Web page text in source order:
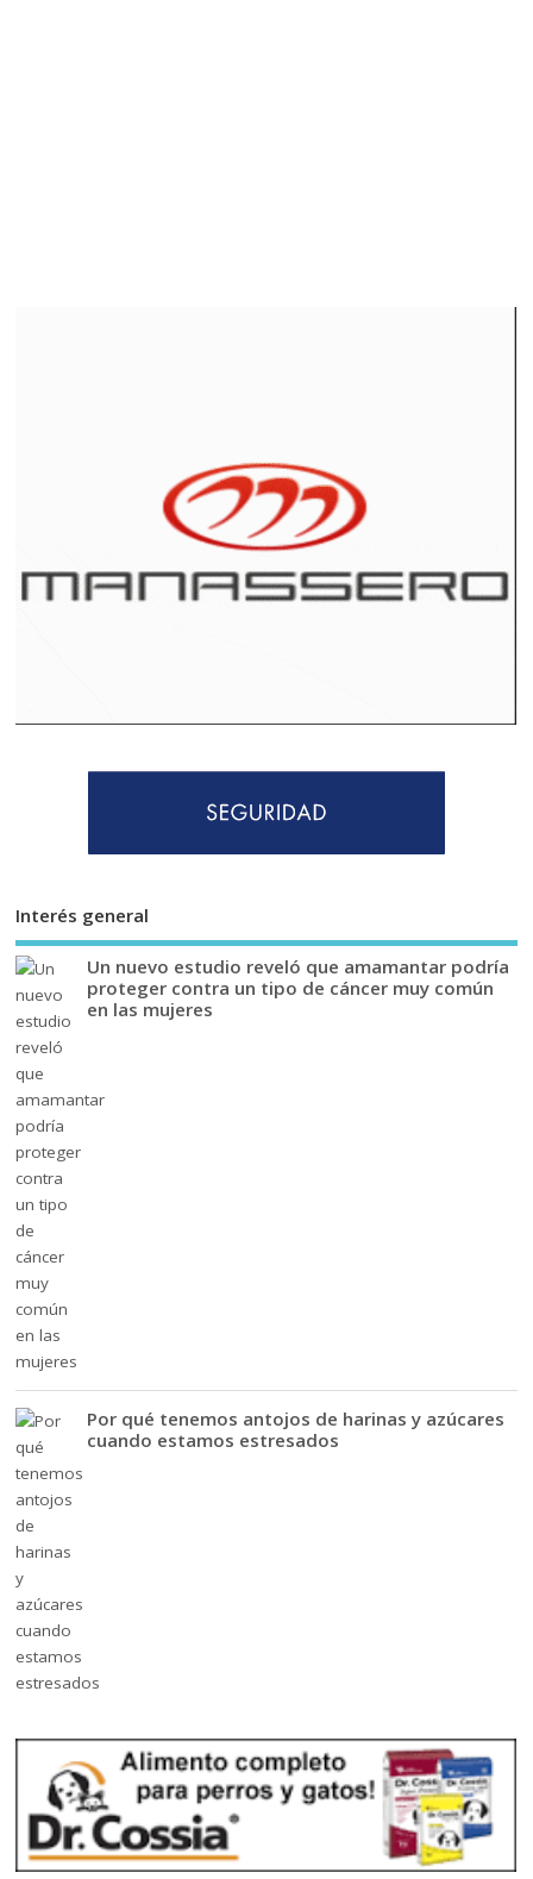
Interés general
Un nuevo estudio reveló que amamantar podría
proteger contra un tipo de cáncer muy común
en las mujeres
Por qué tenemos antojos de harinas y azúcares
cuando estamos estresados